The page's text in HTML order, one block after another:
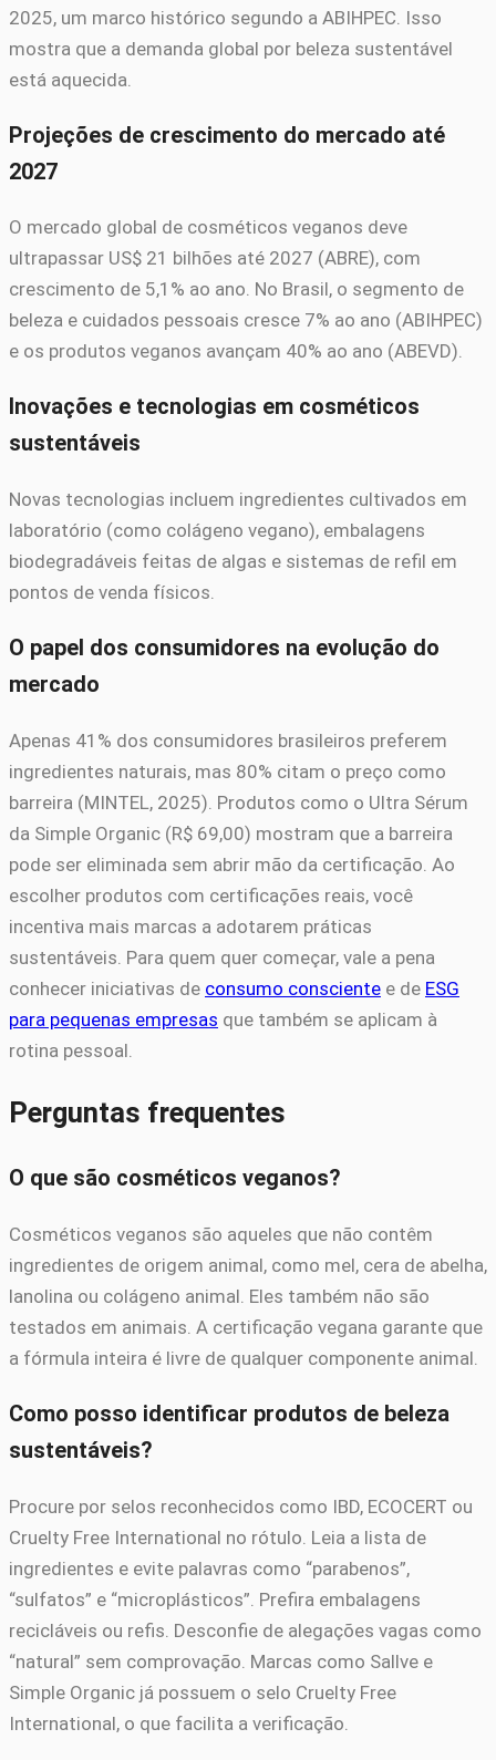
2025, um marco histórico segundo a ABIHPEC. Isso
mostra que a demanda global por beleza sustentável
está aquecida.
Projeções de crescimento do mercado até
2027
O mercado global de cosméticos veganos deve
ultrapassar US$ 21 bilhões até 2027 (ABRE), com
crescimento de 5,1% ao ano. No Brasil, o segmento de
beleza e cuidados pessoais cresce 7% ao ano (ABIHPEC)
e os produtos veganos avançam 40% ao ano (ABEVD).
Inovações e tecnologias em cosméticos
sustentáveis
Novas tecnologias incluem ingredientes cultivados em
laboratório (como colágeno vegano), embalagens
biodegradáveis feitas de algas e sistemas de refil em
pontos de venda físicos.
O papel dos consumidores na evolução do
mercado
Apenas 41% dos consumidores brasileiros preferem
ingredientes naturais, mas 80% citam o preço como
barreira (MINTEL, 2025). Produtos como o Ultra Sérum
da Simple Organic (R$ 69,00) mostram que a barreira
pode ser eliminada sem abrir mão da certificação. Ao
escolher produtos com certificações reais, você
incentiva mais marcas a adotarem práticas
sustentáveis. Para quem quer começar, vale a pena
conhecer iniciativas de consumo consciente e de ESG
para pequenas empresas que também se aplicam à
rotina pessoal.
Perguntas frequentes
O que são cosméticos veganos?
Cosméticos veganos são aqueles que não contêm
ingredientes de origem animal, como mel, cera de abelha,
lanolina ou colágeno animal. Eles também não são
testados em animais. A certificação vegana garante que
a fórmula inteira é livre de qualquer componente animal.
Como posso identificar produtos de beleza
sustentáveis?
Procure por selos reconhecidos como IBD, ECOCERT ou
Cruelty Free International no rótulo. Leia a lista de
ingredientes e evite palavras como “parabenos”,
“sulfatos” e “microplásticos”. Prefira embalagens
recicláveis ou refis. Desconfie de alegações vagas como
“natural” sem comprovação. Marcas como Sallve e
Simple Organic já possuem o selo Cruelty Free
International, o que facilita a verificação.